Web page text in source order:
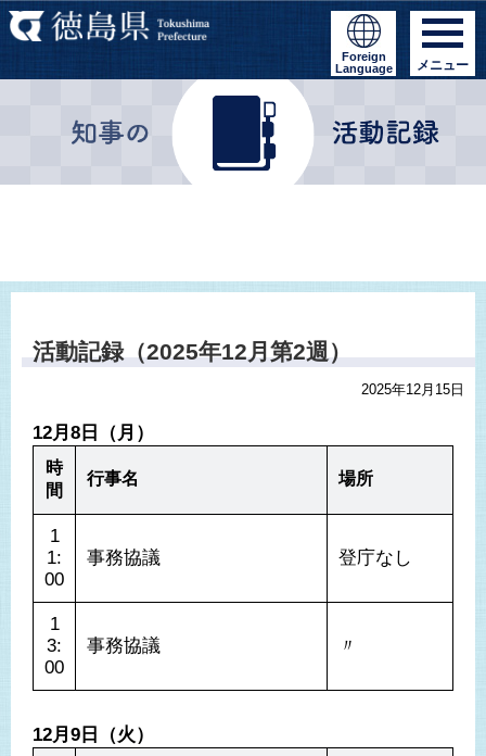
Foreign
Language
メニュー
活動記録（2025年12月第2週）
2025年12月15日
12月8日（月）
時
間
行事名 場所
1
1:
00
事務協議 登庁なし
1
3:
00
事務協議 〃
12月9日（火）